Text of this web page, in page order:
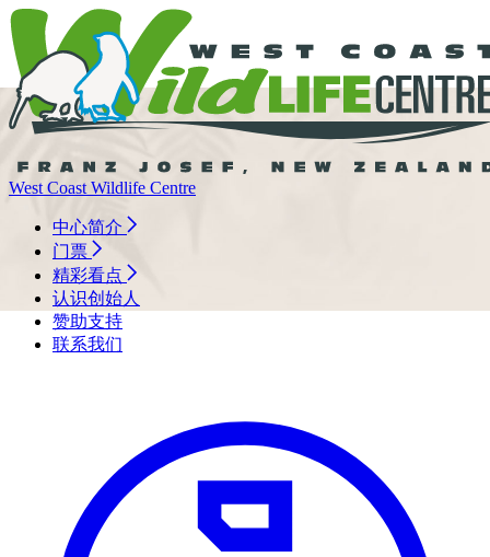
West Coast Wildlife Centre
中心简介
门票
精彩看点
认识创始人
赞助支持
联系我们